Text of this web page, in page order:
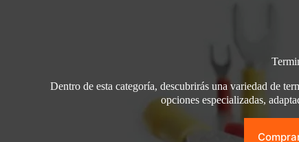
Dentro de esta categoría, descubrirás una variedad de
opciones especializadas,